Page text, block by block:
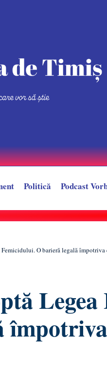
Politică Podcast
cu etaj din Timiș. Acoperișul,
Femicidului. O barieră legală